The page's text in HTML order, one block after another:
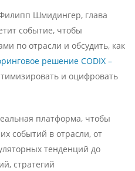
Шмидингер, глава
событие, чтобы
по отрасли и обсудить, как
решение CODIX –
и оцифровать
платформа, чтобы
событий в отрасли, от
тенденций до
стратегий